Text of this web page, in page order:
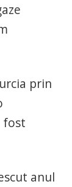
prin
fost
anul